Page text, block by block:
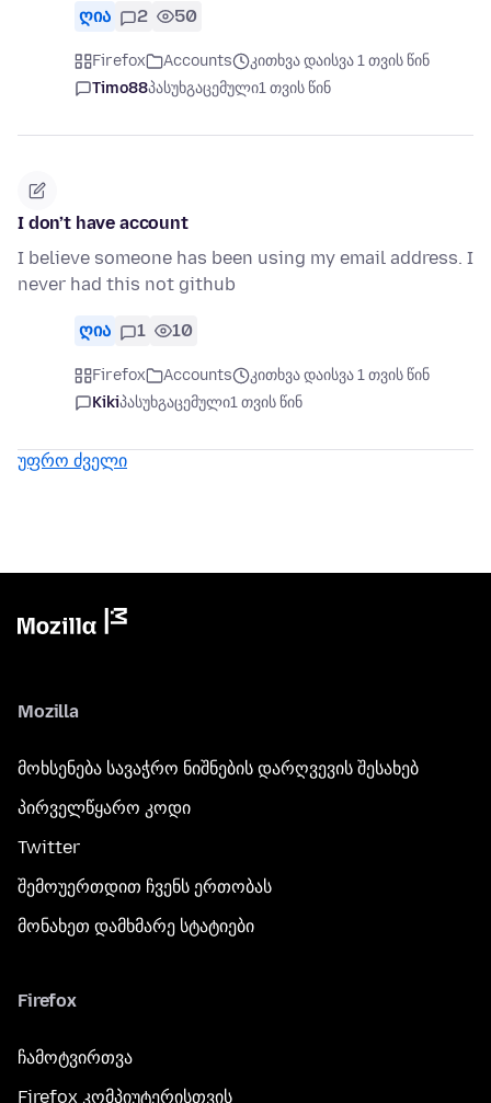
ღია 2 50
Firefox Accounts
კითხვა დაისვა 1 თვის წინ
Timo88პასუხგაცემული1 თვის წინ
I don’t have account
I believe someone has been using my email address. I
never had this not github
ღია 1 10
Firefox Accounts
კითხვა დაისვა 1 თვის წინ
Kikiპასუხგაცემული1 თვის წინ
უფრო ძველი
Mozilla
მოხსენება სავაჭრო ნიშნების დარღვევის შესახებ
პირველწყარო კოდი
Twitter
შემოუერთდით ჩვენს ერთობას
მონახეთ დამხმარე სტატიები
Firefox
ჩამოტვირთვა
Firefox კომპიუტერისთვის